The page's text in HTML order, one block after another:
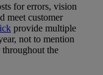
for errors, vision
meet customer
provide multiple
not to mention
throughout the